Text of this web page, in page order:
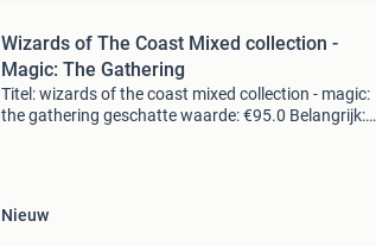
Wizards of The Coast Mixed collection -
Magic: The Gathering
Titel: wizards of the coast mixed collection - magic:
the gathering geschatte waarde: €95.0 Belangrijk:
Nieuw